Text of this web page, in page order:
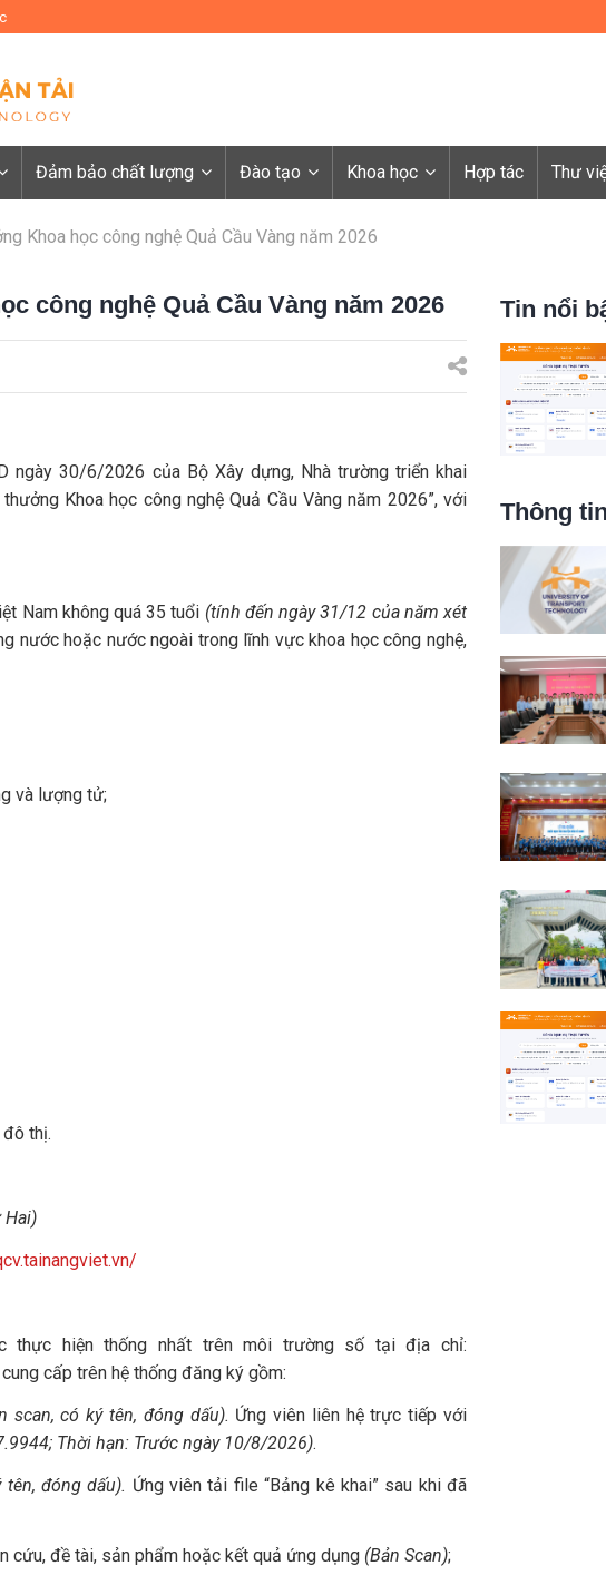
Đảm bảo chất lượng Đào tạo Khoa học Hợp tác Thư
Khoa học công nghệ Quả Cầu Vàng năm 2026
công nghệ Quả Cầu Vàng năm 2026
ngày 30/6/2026 của Bộ Xây dựng, Nhà trường triển khai
Khoa học công nghệ Quả Cầu Vàng năm 2026”, với
Nam không quá 35 tuổi (tính đến ngày 31/12 của năm xét
nước hoặc nước ngoài trong lĩnh vực khoa học công nghệ,
và lượng tử;
thị.
Hai)
hiện thống nhất trên môi trường số tại địa chỉ:
cấp trên hệ thống đăng ký gồm:
scan, có ký tên, đóng dấu). Ứng viên liên hệ trực tiếp với
Thời hạn: Trước ngày 10/8/2026).
tên, đóng dấu). Ứng viên tải file “Bảng kê khai” sau khi đã
cứu, đề tài, sản phẩm hoặc kết quả ứng dụng (Bản Scan);
Tin nổi
Thông